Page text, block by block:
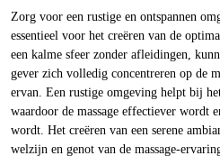
Zorg voor een rustige en ontspannen
essentieel voor het creëren van de
een kalme sfeer zonder afleidingen,
gever zich volledig concentreren op de
ervan. Een rustige omgeving helpt bij
waardoor de massage effectiever wordt
wordt. Het creëren van een serene
welzijn en genot van de massage-